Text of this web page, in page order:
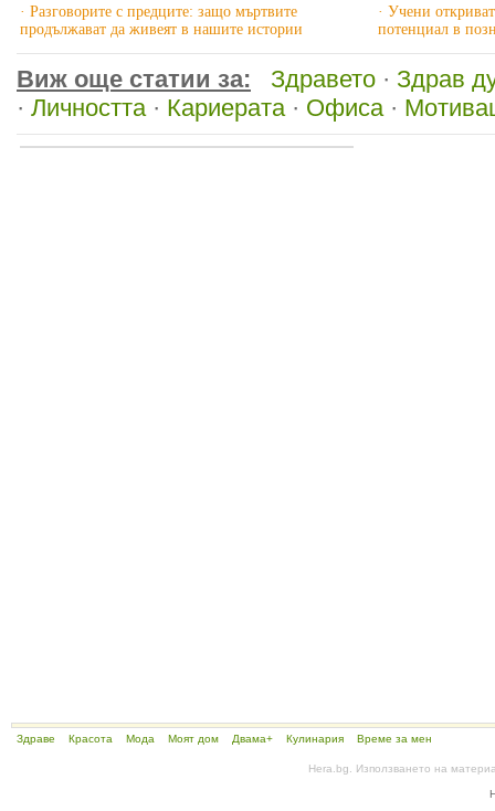
· Разговорите с предците: защо мъртвите
продължават да живеят в нашите истории
· Учени
потенциал в
Виж още статии за: Здравето · Здрав
· Личността· Кариерата· Офиса·
Здраве Красота Мода Моят дом Двама+ Кулинария Време за мен
Hera.bg. Използването на